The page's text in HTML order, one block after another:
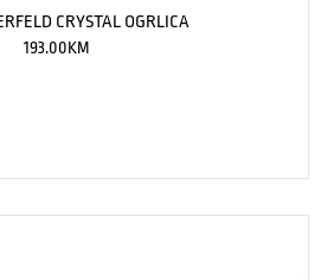
CRYSTAL OGRLICA
193.00KM